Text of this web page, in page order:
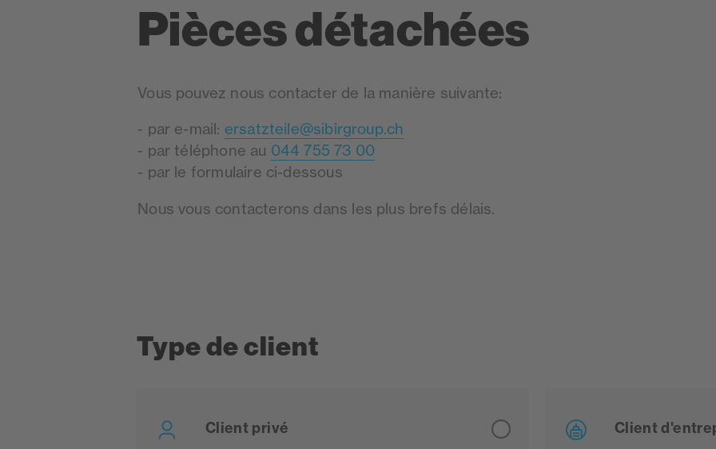
Pièces détachées
Vous pouvez nous contacter de la manière suivante:
- par e-mail: ersatzteile@sibirgroup.ch
- par téléphone au 044 755 73 00
- par le formulaire ci-dessous
Nous vous contacterons dans les plus brefs délais.
Type de client
Client privé Client